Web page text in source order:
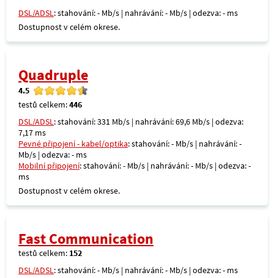
DSL/ADSL: stahování: - Mb/s | nahrávání: - Mb/s | odezva: - ms
Dostupnost v celém okrese.
Quadruple
4.5
testů celkem:446
DSL/ADSL: stahování: 331 Mb/s | nahrávání: 69,6 Mb/s | odezva:
7,17 ms
Pevné připojení - kabel/optika: stahování: - Mb/s | nahrávání: -
Mb/s | odezva: - ms
Mobilní připojení: stahování: - Mb/s | nahrávání: - Mb/s | odezva: -
ms
Dostupnost v celém okrese.
Fast Communication
testů celkem: 152
DSL/ADSL: stahování: - Mb/s | nahrávání: - Mb/s | odezva: - ms